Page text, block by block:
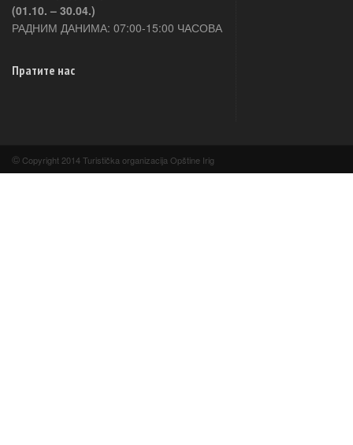
(01.10. – 30.04.)
РАДНИМ ДАНИМА: 07:00-15:00 ЧАСОВА
Пратите нас
© Copyright 2014 Turistička organizacija Opštine Irig